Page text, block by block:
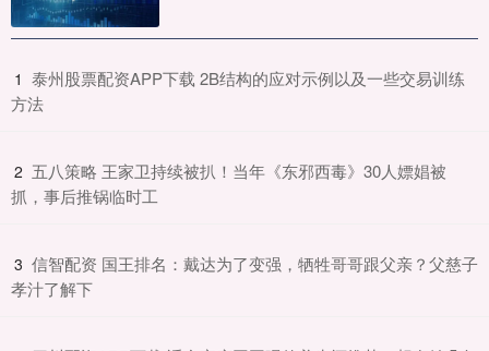
1 ​泰州股票配资APP下载 2B结构的应对示例以及一些交易训练
方法
2 ​五八策略 王家卫持续被扒！当年《东邪西毒》30人嫖娼被
抓，事后推锅临时工
3 ​信智配资 国王排名：戴达为了变强，牺牲哥哥跟父亲？父慈子
孝汁了解下